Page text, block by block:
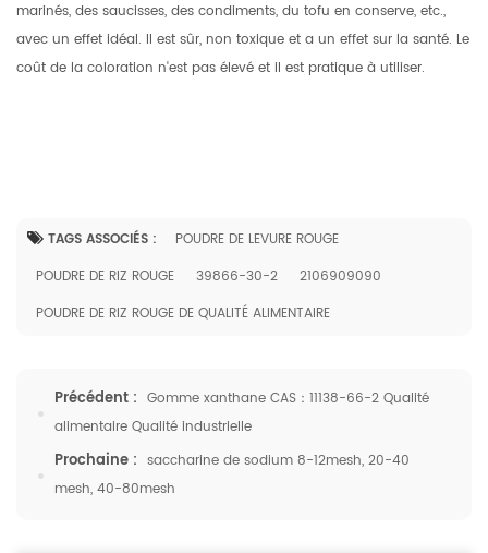
marinés, des saucisses, des condiments, du tofu en conserve, etc.,
avec un effet idéal. Il est sûr, non toxique et a un effet sur la santé. Le
coût de la coloration n'est pas élevé et il est pratique à utiliser.
TAGS ASSOCIÉS :
POUDRE DE LEVURE ROUGE
POUDRE DE RIZ ROUGE
39866-30-2
2106909090
POUDRE DE RIZ ROUGE DE QUALITÉ ALIMENTAIRE
Précédent : Gomme xanthane CAS：11138-66-2 Qualité
alimentaire Qualité industrielle
Prochaine : saccharine de sodium 8-12mesh, 20-40
mesh, 40-80mesh